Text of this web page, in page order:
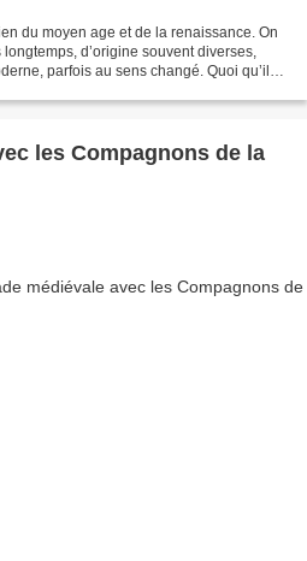
du moyen age et de la renaissance. On
d’origine souvent diverses,
parfois au sens changé. Quoi qu’il
les Compagnons de la